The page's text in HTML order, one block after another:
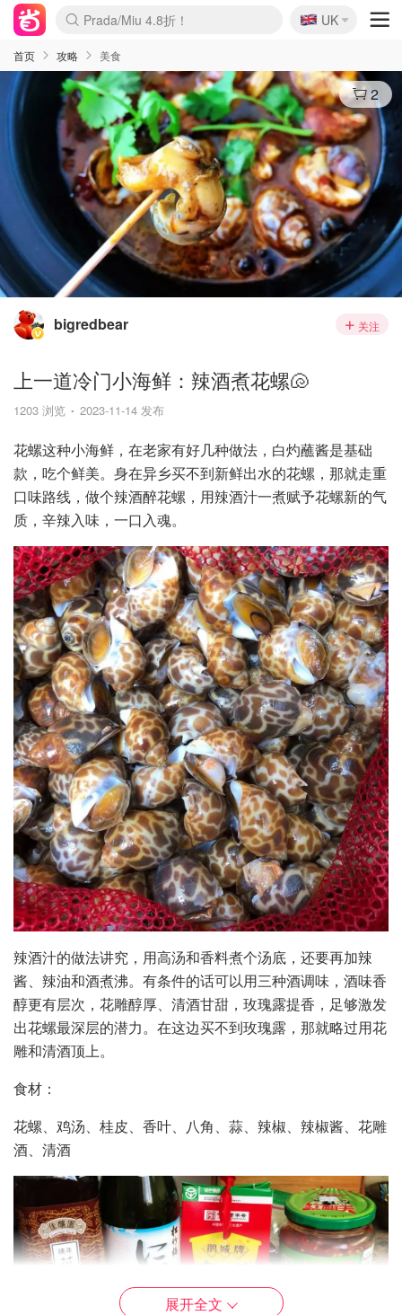
麦卢卡蜂蜜夏促！个位数！
Prada/Miu 4.8折！
啥？必胜客披萨5折！
🇬🇧
UK
首页 攻略 美食
2
bigredbear 关注
上一道冷门小海鲜：辣酒煮花螺🐚
1203 浏览 2023-11-14 发布
花螺这种小海鲜，在老家有好几种做法，白灼蘸酱是基础
款，吃个鲜美。身在异乡买不到新鲜出水的花螺，那就走重
口味路线，做个辣酒醉花螺，用辣酒汁一煮赋予花螺新的气
质，辛辣入味，一口入魂。
辣酒汁的做法讲究，用高汤和香料煮个汤底，还要再加辣
酱、辣油和酒煮沸。有条件的话可以用三种酒调味，酒味香
醇更有层次，花雕醇厚、清酒甘甜，玫瑰露提香，足够激发
出花螺最深层的潜力。在这边买不到玫瑰露，那就略过用花
雕和清酒顶上。
食材：
花螺、鸡汤、桂皮、香叶、八角、蒜、辣椒、辣椒酱、花雕
酒、清酒
展开全文